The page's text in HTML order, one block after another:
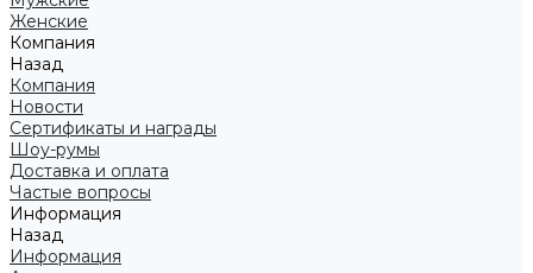
Женские
Компания
Назад
Компания
Новости
Сертификаты и награды
Шоу-румы
Доставка и оплата
Частые вопросы
Информация
Назад
Информация